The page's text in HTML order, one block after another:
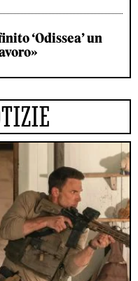
‘Odissea’ un